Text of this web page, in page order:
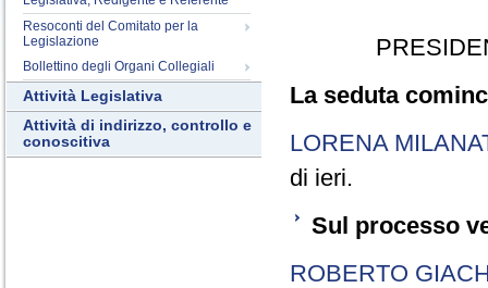
Resoconti del Comitato per la
Legislazione
Bollettino degli Organi Collegiali
Attività Legislativa
Attività di indirizzo, controllo e
conoscitiva
La seduta
LORENA
di ieri.
Sul processo
ROBERTO